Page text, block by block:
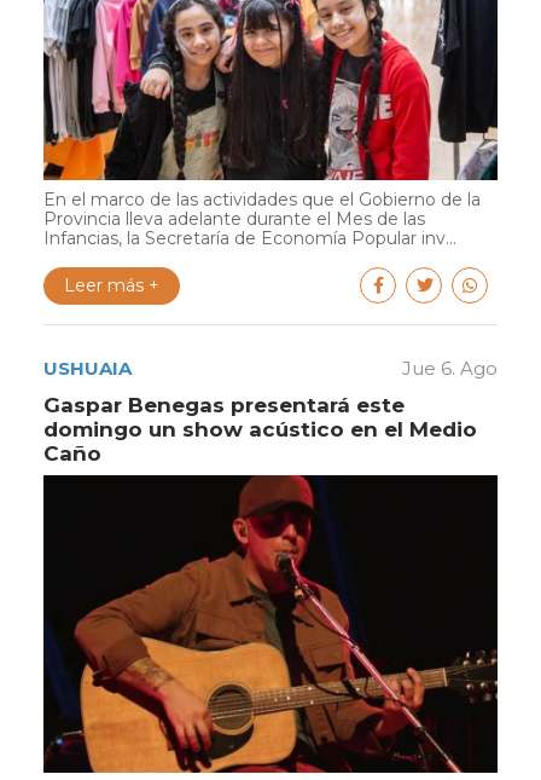
En el marco de las actividades que el Gobierno de la
Provincia lleva adelante durante el Mes de las
Infancias, la Secretaría de Economía Popular inv...
Leer más +
USHUAIA Jue 6. Ago
Gaspar Benegas presentará este
domingo un show acústico en el Medio
Caño